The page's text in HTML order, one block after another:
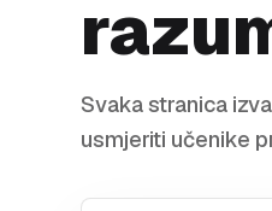
Svaka stranica
usmjeriti učenike